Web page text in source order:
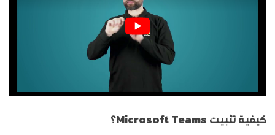
كيفية تثبيت Microsoft Teams؟